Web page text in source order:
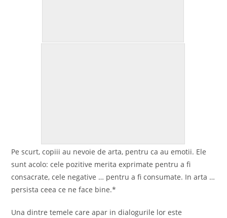
Pe scurt, copiii au nevoie de arta, pentru ca au emotii. Ele
sunt acolo: cele pozitive merita exprimate pentru a fi
consacrate, cele negative … pentru a fi consumate. In arta …
persista ceea ce ne face bine.*
Una dintre temele care apar in dialogurile lor este